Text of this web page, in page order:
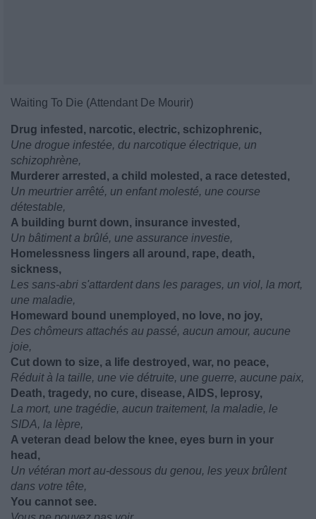
Waiting To Die (Attendant De Mourir)
Drug infested, narcotic, electric, schizophrenic,
Une drogue infestée, du narcotique électrique, un
schizophrène,
Murderer arrested, a child molested, a race detested,
Un meurtrier arrêté, un enfant molesté, une course
détestable,
A building burnt down, insurance invested,
Un bâtiment a brûlé, une assurance investie,
Homelessness lingers all around, rape, death,
sickness,
Les sans-abri s'attardent dans les parages, un viol, la mort,
une maladie,
Homeward bound unemployed, no love, no joy,
Des chômeurs attachés au passé, aucun amour, aucune
joie,
Cut down to size, a life destroyed, war, no peace,
Réduit à la taille, une vie détruite, une guerre, aucune paix,
Death, tragedy, no cure, disease, AIDS, leprosy,
La mort, une tragédie, aucun traitement, la maladie, le
SIDA, la lèpre,
A veteran dead below the knee, eyes burn in your
head,
Un vétéran mort au-dessous du genou, les yeux brûlent
dans votre tête,
You cannot see.